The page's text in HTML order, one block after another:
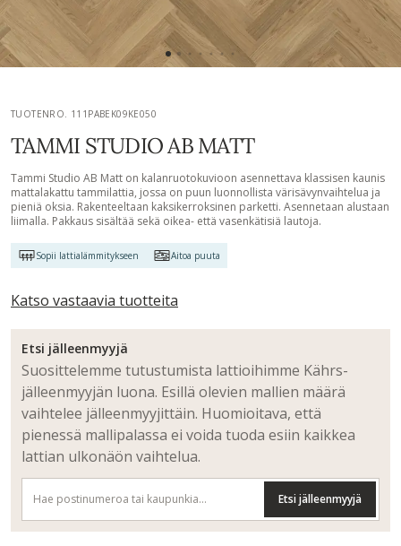
TUOTENRO. 111PABEK09KE050
TAMMI STUDIO AB MATT
Tammi Studio AB Matt on kalanruotokuvioon asennettava klassisen kaunis
mattalakattu tammilattia, jossa on puun luonnollista värisävynvaihtelua ja
pieniä oksia. Rakenteeltaan kaksikerroksinen parketti. Asennetaan alustaan
liimalla. Pakkaus sisältää sekä oikea- että vasenkätisiä lautoja.
Sopii lattialämmitykseen Aitoa puuta
Katso vastaavia tuotteita
Etsi jälleenmyyjä
Suosittelemme tutustumista lattioihimme Kährs-
jälleenmyyjän luona. Esillä olevien mallien määrä
vaihtelee jälleenmyyjittäin. Huomioitava, että
pienessä mallipalassa ei voida tuoda esiin kaikkea
lattian ulkonäön vaihtelua.
Etsi jälleenmyyjä